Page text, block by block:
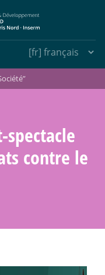
spectacle
contre le